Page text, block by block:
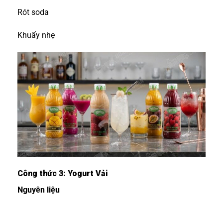
Rót soda
Khuấy nhẹ
Công thức 3: Yogurt Vải
Nguyên liệu